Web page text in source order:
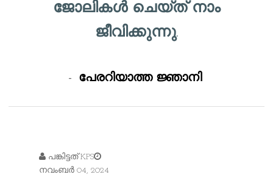
ജോലികൾ ചെയ്ത് നാം
ജീവിക്കുന്നു.
- പേരറിയാത്ത ജ്ഞാനി
പങ്കിട്ടത്KPS
നവംബർ 04, 2024